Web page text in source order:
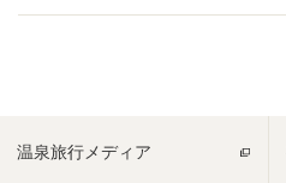
温泉旅行メディア